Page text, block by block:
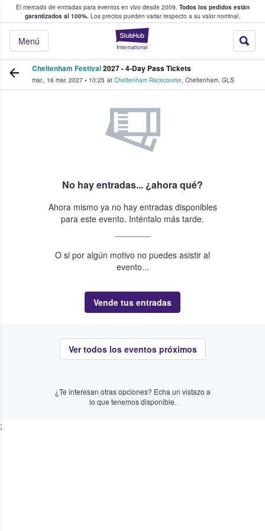
El mercado de entradas para eventos en vivo desde 2009. Todos los pedidos están
garantizados al 100%. Los precios pueden variar respecto a su valor nominal.
StubHub:
Menú
y venta de entradas entre fans
Cheltenham Festival2027 - 4-Day Pass Tickets
mar., 16 mar. 2027 • 10:25 at Cheltenham Racecourse, Cheltenham, GLS
No hay entradas... ¿ahora qué?
Ahora mismo ya no hay entradas disponibles
para este evento. Inténtalo más tarde.
O si por algún motivo no puedes asistir al
evento...
Vende tus entradas
Ver todos los eventos próximos
¿Te interesan otras opciones? Echa un vistazo a
lo que tenemos disponible.
;